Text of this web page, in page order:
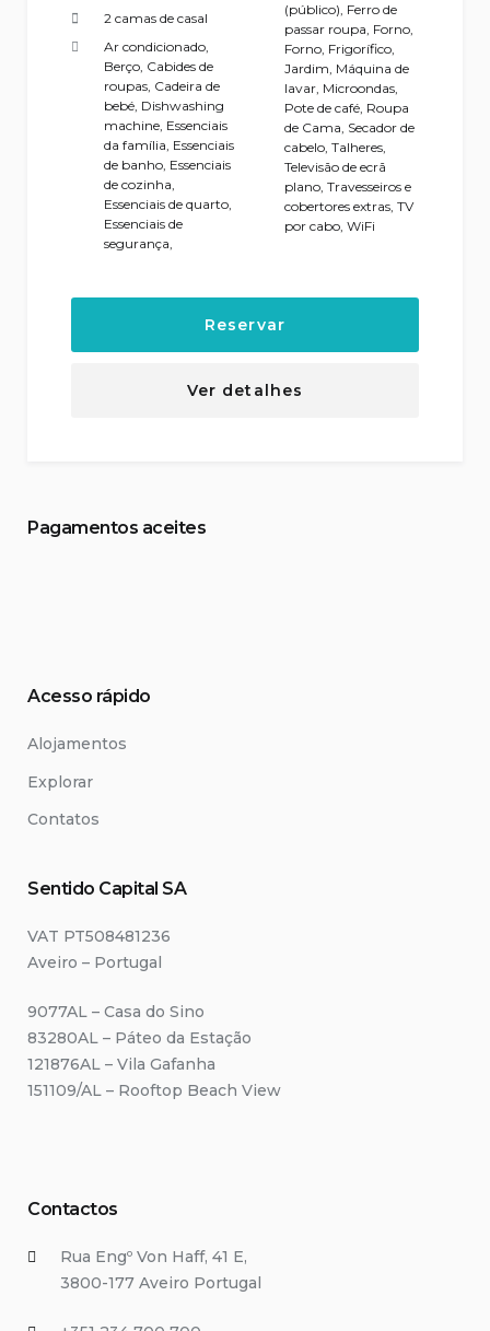
2 camas de casal
Ar condicionado,
Berço, Cabides de
roupas, Cadeira de
bebé, Dishwashing
machine, Essenciais
da família, Essenciais
de banho, Essenciais
de cozinha,
Essenciais de quarto,
Essenciais de
segurança,
(público), Ferro de
passar roupa, Forno,
Forno, Frigorífico,
Jardim, Máquina de
lavar, Microondas,
Pote de café, Roupa
de Cama, Secador de
cabelo, Talheres,
Televisão de ecrã
plano, Travesseiros e
cobertores extras, TV
por cabo, WiFi
Reservar
Ver detalhes
Pagamentos aceites
Acesso rápido
Alojamentos
Explorar
Contatos
Sentido Capital SA
VAT PT508481236
Aveiro – Portugal
9077AL – Casa do Sino
83280AL – Páteo da Estação
121876AL – Vila Gafanha
151109/AL – Rooftop Beach View
Contactos
Rua Engº Von Haff, 41 E,
3800-177 Aveiro Portugal